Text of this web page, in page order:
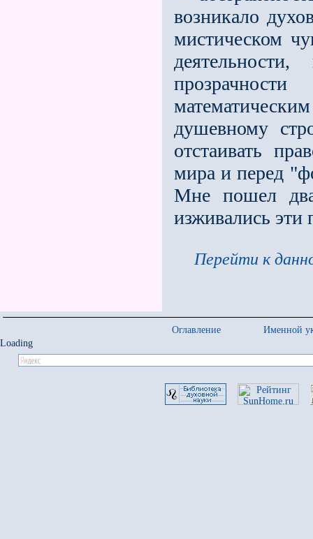
возникало
мистическом
душевному
отстаивать
мира и перед
Мне пошел
изживались эти
Перейти к
Оглавление
Именной
Loading